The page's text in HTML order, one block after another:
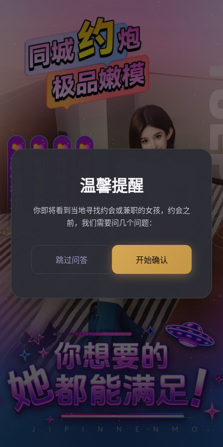
温馨提醒
你即将看到当地寻找约会或兼职的女孩，约会之
前，我们需要问几个问题：
跳过问答 开始确认